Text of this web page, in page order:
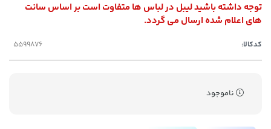
توجه داشته باشید لیبل در لباس ها متفاوت است بر اساس سانت
های اعلام شده ارسال می گردد.
کدکالا:
ناموجود